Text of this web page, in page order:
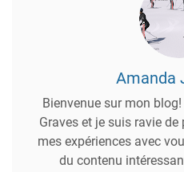
Amanda
Bienvenue sur mon
Graves et je suis ravie
mes expériences avec
du contenu